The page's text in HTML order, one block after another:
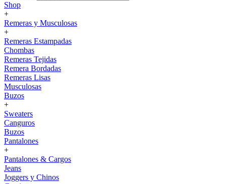
Shop
+
Remeras y Musculosas
+
Remeras Estampadas
Chombas
Remeras Tejidas
Remera Bordadas
Remeras Lisas
Musculosas
Buzos
+
Sweaters
Canguros
Buzos
Pantalones
+
Pantalones & Cargos
Jeans
Joggers y Chinos